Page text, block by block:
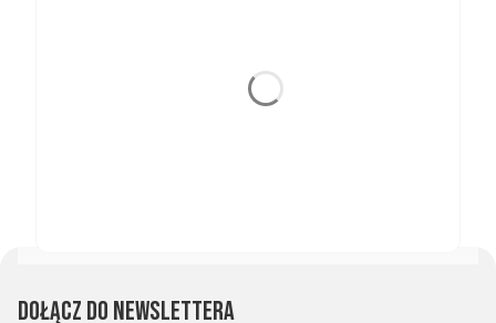
Dołącz do newslettera